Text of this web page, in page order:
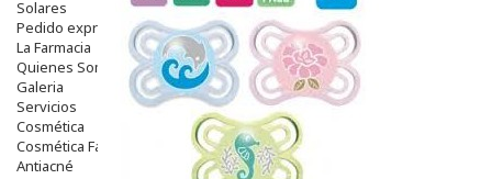
Solares
Pedido express
La Farmacia
Quienes Somos
Galeria
Servicios
Cosmética
Cosmética Facial
Antiacné